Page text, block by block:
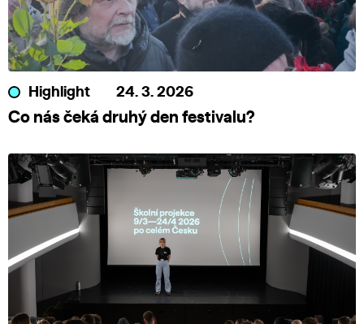
Highlight 24. 3. 2026
Co nás čeká druhý den festivalu?